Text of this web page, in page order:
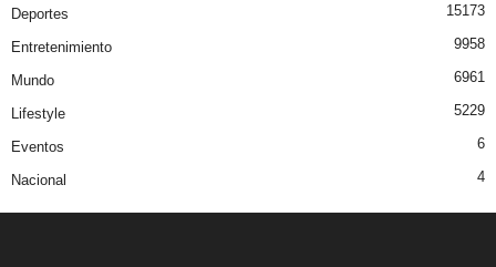
Deportes 15173
Entretenimiento 9958
Mundo 6961
Lifestyle 5229
Eventos 6
Nacional 4